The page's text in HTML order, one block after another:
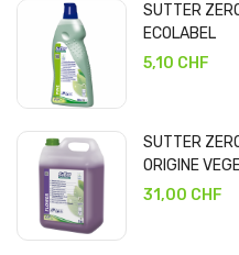
SUTTER
ECOLABEL
5,10 CHF
SUTTER
ORIGINE
31,00 CHF